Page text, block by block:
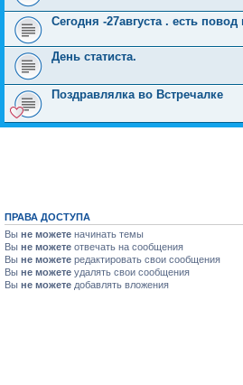
Сегодня -27августа . есть повод
День статиста.
Поздравлялка во Встречалке
ПРАВА ДОСТУПА
Вы не можете начинать темы
Вы не можете отвечать на сообщения
Вы не можете редактировать свои сообщения
Вы не можете удалять свои сообщения
Вы не можете добавлять вложения